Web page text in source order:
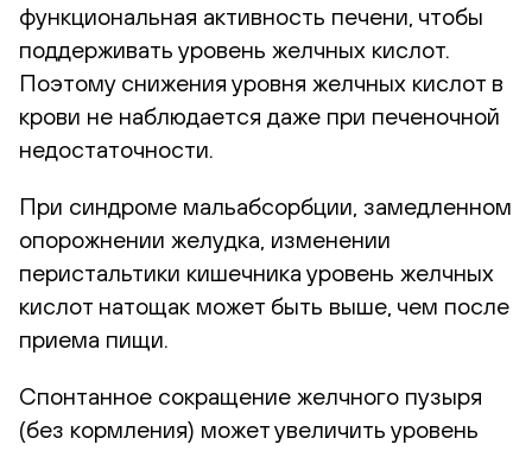
функциональная активность печени, чтобы
поддерживать уровень желчных кислот.
Поэтому снижения уровня желчных кислот в
крови не наблюдается даже при печеночной
недостаточности.
При синдроме мальабсорбции, замедленном
опорожнении желудка, изменении
перистальтики кишечника уровень желчных
кислот натощак может быть выше, чем после
приема пищи.
Спонтанное сокращение желчного пузыря
(без кормления) может увеличить уровень